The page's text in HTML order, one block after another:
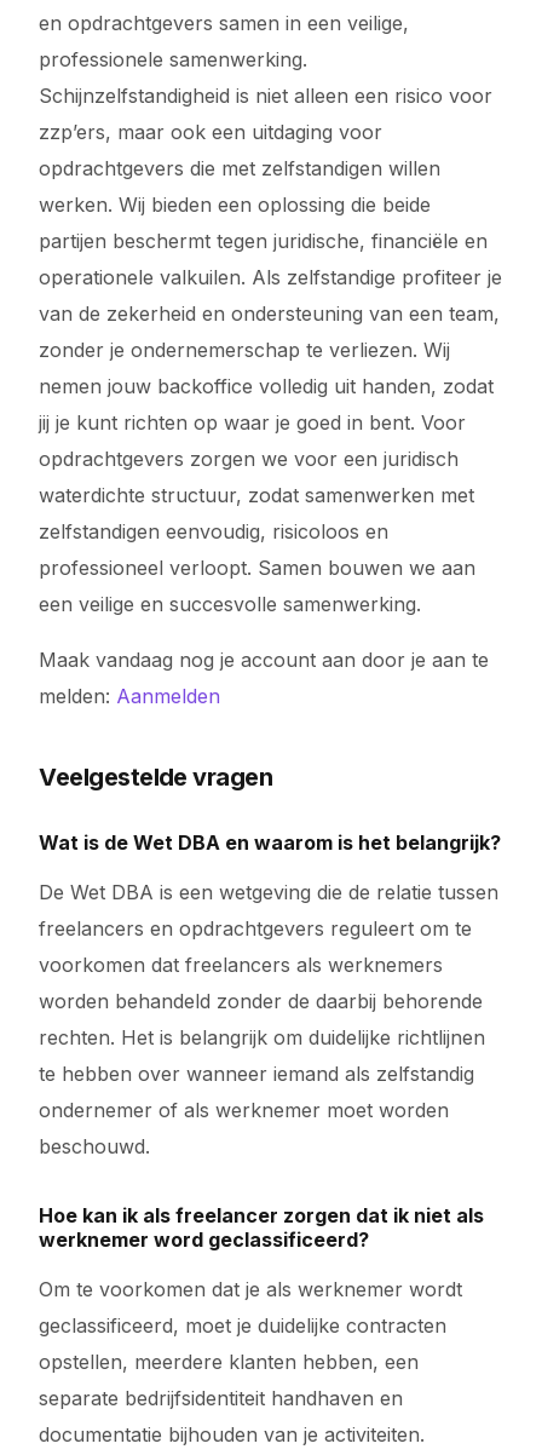
en opdrachtgevers samen in een veilige,
professionele samenwerking.
Schijnzelfstandigheid is niet alleen een risico voor
zzp’ers, maar ook een uitdaging voor
opdrachtgevers die met zelfstandigen willen
werken. Wij bieden een oplossing die beide
partijen beschermt tegen juridische, financiële en
operationele valkuilen. Als zelfstandige profiteer je
van de zekerheid en ondersteuning van een team,
zonder je ondernemerschap te verliezen. Wij
nemen jouw backoffice volledig uit handen, zodat
jij je kunt richten op waar je goed in bent. Voor
opdrachtgevers zorgen we voor een juridisch
waterdichte structuur, zodat samenwerken met
zelfstandigen eenvoudig, risicoloos en
professioneel verloopt. Samen bouwen we aan
een veilige en succesvolle samenwerking.
Maak vandaag nog je account aan door je aan te
melden: Aanmelden
Veelgestelde vragen
Wat is de Wet DBA en waarom is het belangrijk?
De Wet DBA is een wetgeving die de relatie tussen
freelancers en opdrachtgevers reguleert om te
voorkomen dat freelancers als werknemers
worden behandeld zonder de daarbij behorende
rechten. Het is belangrijk om duidelijke richtlijnen
te hebben over wanneer iemand als zelfstandig
ondernemer of als werknemer moet worden
beschouwd.
Hoe kan ik als freelancer zorgen dat ik niet als
werknemer word geclassificeerd?
Om te voorkomen dat je als werknemer wordt
geclassificeerd, moet je duidelijke contracten
opstellen, meerdere klanten hebben, een
separate bedrijfsidentiteit handhaven en
documentatie bijhouden van je activiteiten.